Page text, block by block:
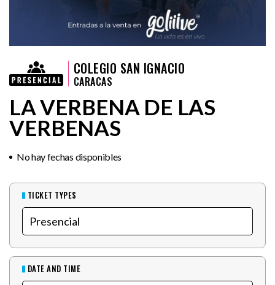
COLEGIO SAN IGNACIO
CARACAS
LA VERBENA DE LAS
VERBENAS
No hay fechas disponibles
TICKET TYPES
DATE AND TIME